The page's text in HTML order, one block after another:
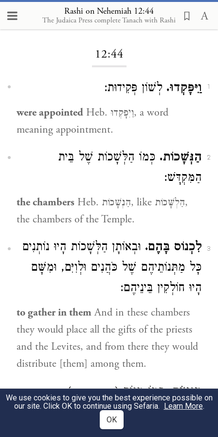
Rashi on Nehemiah 12:44
The Judaica Press complete Tanach with Rashi
Loading...
12:44
1 וַיִּפָּקְדוּ. לְשׁוֹן פְּקִידוּת:
were appointed Heb. וַיִפָקְדוּ, a word
meaning appointment.
2 הַנְּשָׁכוֹת. כְּמוֹ הַלְּשָׁכוֹת שֶׁל בֵּית
הַמִּקְדָּשׁ:
the chambers Heb. הַנְשָׁכוֹת, like הַלְשָּׁכוֹת,
the chambers of the Temple.
3 לִכְנוֹס בָּהֶם. וּבְאוֹתָן הַלְּשָׁכוֹת הָיוּ נוֹתְנִים
כָּל מַתְּנוֹתֵיהֶם שֶׁל כֹּהֲנִים וּלְוִיִּם, וּמִשָּׁם
הָיוּ חוֹלְקִין בֵּינֵיהֶם:
to gather in themAnd in these chambers
they would place all the gifts of the priests
and the Levites, and from there they would
distribute [them] among them.
4 מְנָאוֹת.כְּמוֹ מָנוֹת (נחמיה ח:י):
We use cookies to give you the best experience possible on
our site. Click OK to continue using Sefaria. Learn More.
OK